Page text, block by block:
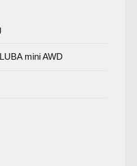
mini AWD